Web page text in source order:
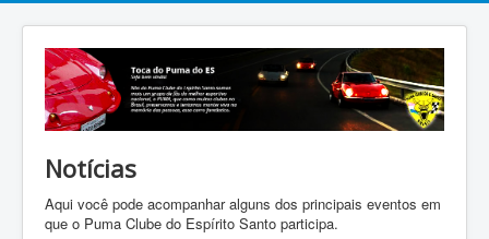
Notícias
Aqui você pode acompanhar alguns dos principais eventos em
que o Puma Clube do Espírito Santo participa.